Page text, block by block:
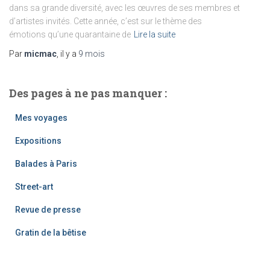
dans sa grande diversité, avec les œuvres de ses membres et
d’artistes invités. Cette année, c’est sur le thème des
émotions qu’une quarantaine de
Lire la suite
Par micmac , il y a 9 mois
Des pages à ne pas manquer :
Mes voyages
Expositions
Balades à Paris
Street-art
Revue de presse
Gratin de la bêtise